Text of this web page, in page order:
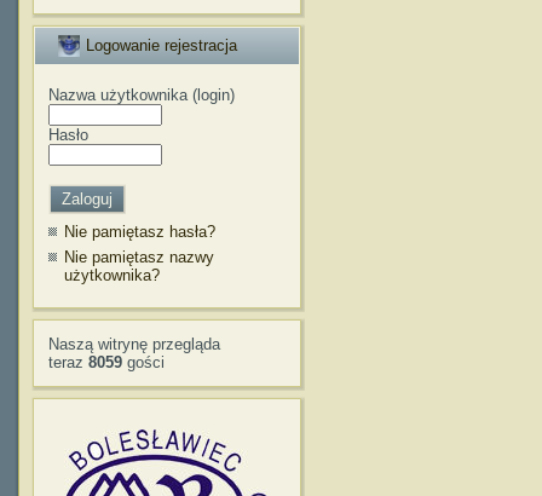
Logowanie rejestracja
Nazwa użytkownika (login)
Hasło
Nie pamiętasz hasła?
Nie pamiętasz nazwy
użytkownika?
Naszą witrynę przegląda
teraz 8059 gości